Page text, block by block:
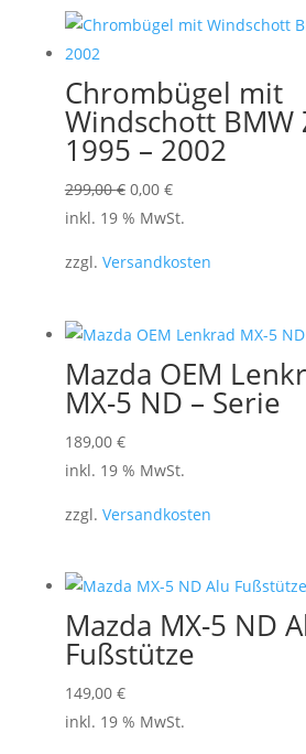
Chrombügel mit
Windschott BMW
1995 – 2002
299,00€ Ursprünglicher
Preis
299,00 €
0,00 €Aktueller
Preis
0,00 €.
inkl. 19 % MwSt.
zzgl. Versandkosten
Mazda OEM
MX-5 ND – Serie
189,00 €
inkl. 19 % MwSt.
zzgl. Versandkosten
Mazda MX-5 ND
Fußstütze
149,00 €
inkl. 19 % MwSt.